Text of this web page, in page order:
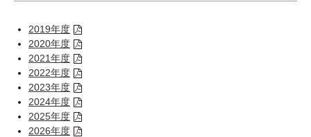
2019年度
2020年度
2021年度
2022年度
2023年度
2024年度
2025年度
2026年度